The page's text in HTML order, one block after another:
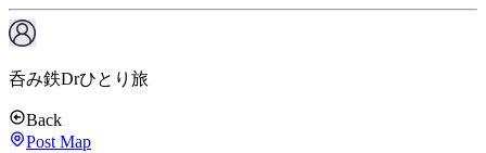
呑み鉄Drひとり旅
Back
Post Map